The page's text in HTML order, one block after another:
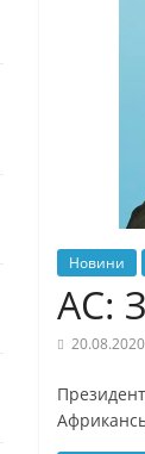
Новини
AC:
20.08.2020